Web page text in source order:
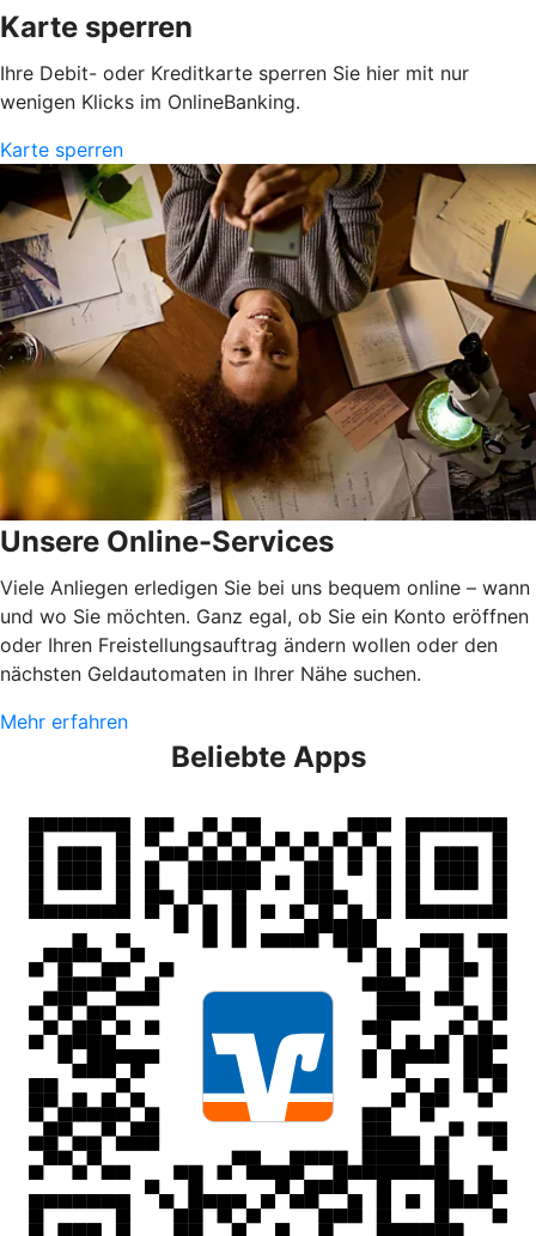
Karte sperren
Ihre Debit- oder Kreditkarte sperren Sie hier mit nur
wenigen Klicks im OnlineBanking.
Karte sperren
Unsere Online-Services
Viele Anliegen erledigen Sie bei uns bequem online – wann
und wo Sie möchten. Ganz egal, ob Sie ein Konto eröffnen
oder Ihren Freistellungsauftrag ändern wollen oder den
nächsten Geldautomaten in Ihrer Nähe suchen.
Mehr erfahren
Beliebte Apps